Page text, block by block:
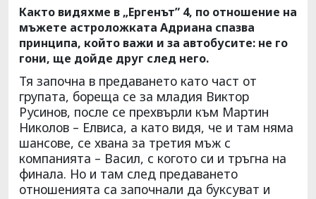
Както видяхме в „Ергенът” 4, по отношение на
мъжете астроложката Адриана спазва
принципа, който важи и за автобусите: не го
гони, ще дойде друг след него.
Тя започна в предаването като част от
групата, бореща се за младия Виктор
Русинов, после се прехвърли към Мартин
Николов – Елвиса, а като видя, че и там няма
шансове, се хвана за третия мъж с
компанията – Васил, с когото си и тръгна на
финала. Но и там след предаването
отношенията са започнали да буксуват и